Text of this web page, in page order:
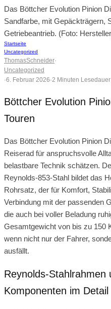
Das Böttcher Evolution Pinion
Sandfarbe, mit Gepäckträgern,
Getriebeantrieb. (Foto:
Startseite
Uncategorized
ThomasSchneider·
Uncategorized
·6. Februar 2026·2 Minuten Lesedauer
Böttcher Evolution
Touren
Das Böttcher Evolution Pinion
Reiserad für anspruchsvolle
belastbare Technik schätzen.
Reynolds-853-Stahl bildet das
Rohrsatz, der für Komfort,
Verbindung mit der passenden
die auch bei voller Beladung
Gesamtgewicht von bis zu 150
wenn nicht nur der Fahrer,
ausfällt.
Reynolds-Stahlrahmen
Komponenten im Detail